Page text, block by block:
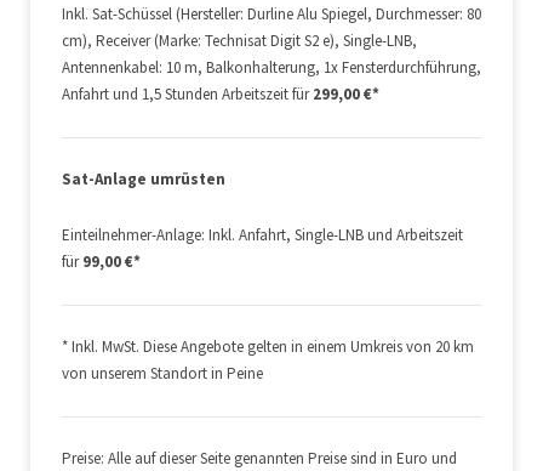
Inkl. Sat-Schüssel (Hersteller: Durline Alu Spiegel, Durchmesser: 80
cm), Receiver (Marke: Technisat Digit S2 e), Single-LNB,
Antennenkabel: 10 m, Balkonhalterung, 1x Fensterdurchführung,
Anfahrt und 1,5 Stunden Arbeitszeit für299,00 €*
Sat-Anlage umrüsten
Einteilnehmer-Anlage: Inkl. Anfahrt, Single-LNB und Arbeitszeit
für99,00 €*
* Inkl. MwSt. Diese Angebote gelten in einem Umkreis von 20 km
von unserem Standort in Peine
Preise: Alle auf dieser Seite genannten Preise sind in Euro und